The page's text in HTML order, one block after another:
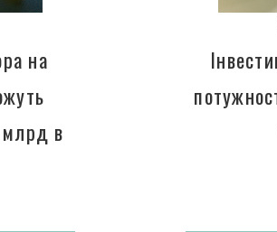
на
в